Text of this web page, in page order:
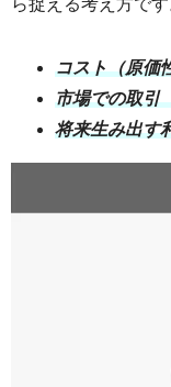
ら捉える考え方です
コスト（原価
市場での取引
将来生み出す